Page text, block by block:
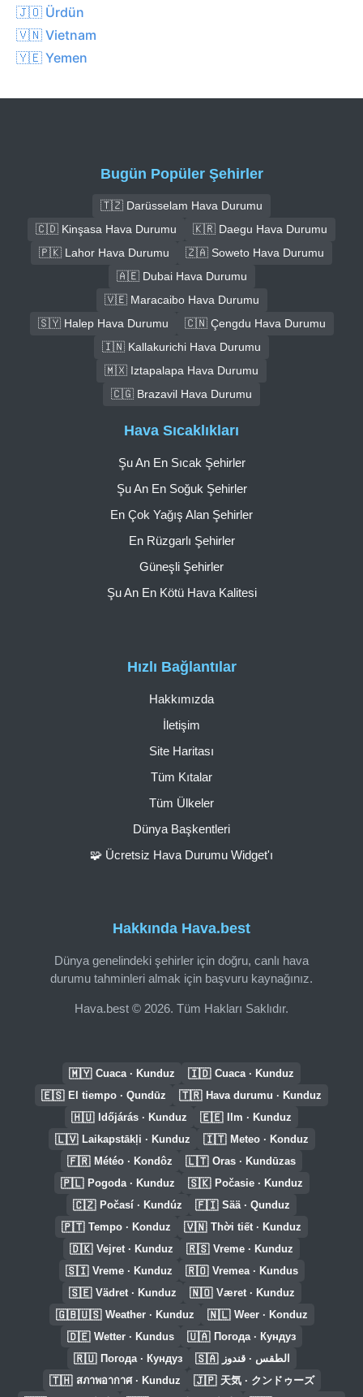
🇯🇴 Ürdün
🇻🇳 Vietnam
🇾🇪 Yemen
Bugün Popüler Şehirler
🇹🇿 Darüsselam Hava Durumu
🇨🇩 Kinşasa Hava Durumu
🇰🇷 Daegu Hava Durumu
🇵🇰 Lahor Hava Durumu
🇿🇦 Soweto Hava Durumu
🇦🇪 Dubai Hava Durumu
🇻🇪 Maracaibo Hava Durumu
🇸🇾 Halep Hava Durumu
🇨🇳 Çengdu Hava Durumu
🇮🇳 Kallakurichi Hava Durumu
🇲🇽 Iztapalapa Hava Durumu
🇨🇬 Brazavil Hava Durumu
Hakkında Hava.best
Dünya genelindeki şehirler için doğru, canlı hava
durumu tahminleri almak için başvuru kaynağınız.
Hava.best © 2026. Tüm Hakları Saklıdır.
Hızlı Bağlantılar
Hakkımızda
İletişim
Site Haritası
Tüm Kıtalar
Tüm Ülkeler
Dünya Başkentleri
🧩 Ücretsiz Hava Durumu Widget'ı
Hava Sıcaklıkları
Şu An En Sıcak Şehirler
Şu An En Soğuk Şehirler
En Çok Yağış Alan Şehirler
En Rüzgarlı Şehirler
Güneşli Şehirler
Şu An En Kötü Hava Kalitesi
🇲🇾 Cuaca · Kunduz 🇮🇩 Cuaca · Kunduz
🇪🇸 El tiempo · Qundūz 🇹🇷 Hava durumu · Kunduz
🇭🇺 Időjárás · Kunduz 🇪🇪 Ilm · Kunduz
🇱🇻 Laikapstākļi · Kunduz 🇮🇹 Meteo · Konduz
🇫🇷 Météo · Kondôz 🇱🇹 Oras · Kundūzas
🇵🇱 Pogoda · Kunduz 🇸🇰 Počasie · Kunduz
🇨🇿 Počasí · Kundúz 🇫🇮 Sää · Qunduz
🇵🇹 Tempo · Konduz 🇻🇳 Thời tiết · Kunduz
🇩🇰 Vejret · Kunduz 🇷🇸 Vreme · Kunduz
🇸🇮 Vreme · Kunduz 🇷🇴 Vremea · Kundus
🇸🇪 Vädret · Kunduz 🇳🇴 Været · Kunduz
🇬🇧🇺🇸 Weather · Kunduz 🇳🇱 Weer · Konduz
🇩🇪 Wetter · Kundus 🇺🇦 Погода · Кундуз
🇷🇺 Погода · Кундуз 🇸🇦 الطقس · قندوز
🇹🇭 สภาพอากาศ · Kunduz 🇯🇵 天気 · クンドゥーズ